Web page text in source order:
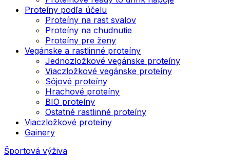
Proteíny podľa účelu
Proteíny na rast svalov
Proteíny na chudnutie
Proteíny pre ženy
Vegánske a rastlinné proteíny
Jednozložkové vegánske proteíny
Viaczložkové vegánske proteíny
Sójové proteíny
Hrachové proteíny
BIO proteíny
Ostatné rastlinné proteíny
Viaczložkové proteíny
Gainery
Športová výživa